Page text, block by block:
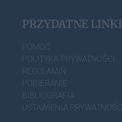
PRZYDATNE LINKI
POMOC
POLITYKA PRYWATNOŚCI
REGULAMIN
POBIERANIE
BIBLIOGRAFIA
USTAWIENIA PRYWATNOŚCI